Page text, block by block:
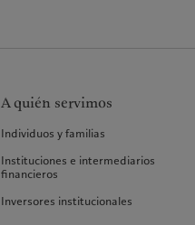
A quién servimos
Individuos y familias
Instituciones e intermediarios
financieros
Inversores institucionales